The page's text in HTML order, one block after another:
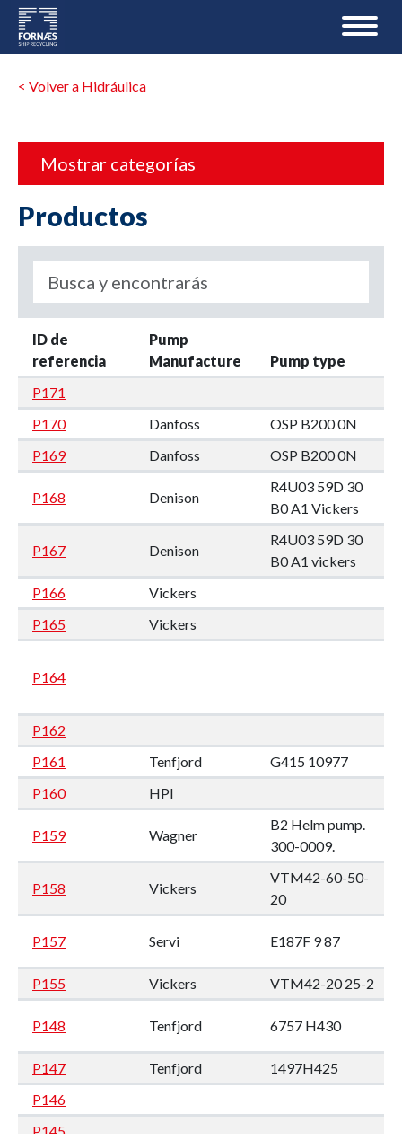
< Volver a Hidráulica
Mostrar categorías
Productos
ID de
referencia
Pump
Manufacture
Pump type
P171
P170
Danfoss
OSP B200 0N
P169
Danfoss OSP B200 0N
P168 Denison
R4U03 59D 30
B0 A1 Vickers
P167 Denison
R4U03 59D 30
B0 A1 vickers
P166
Vickers
P165
Vickers
P164
P162
P161
Tenfjord
G415 10977
P160
HPI
P159 Wagner
B2 Helm pump.
300-0009.
P158 Vickers
VTM42-60-50-
20
P157 Servi E187F 9 87
P155 Vickers VTM42-20 25-2
P148 Tenfjord 6757 H430
P147 Tenfjord
1497H425
P146
P145